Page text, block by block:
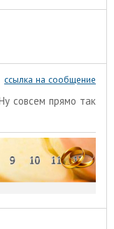
ссылка на сообщение
совсем прямо так